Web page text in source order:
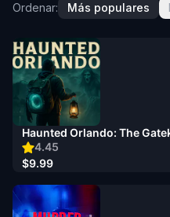
Ordenar: Más populares
4.45
Haunted Orlando: The
$9.99